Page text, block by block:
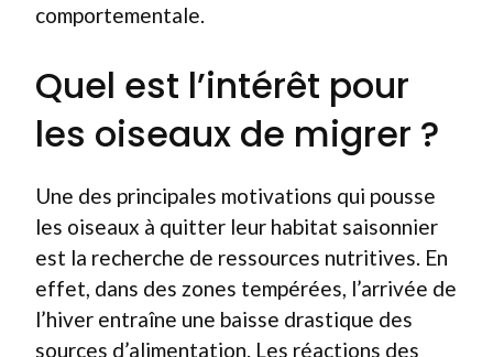
comportementale.
Quel est l’intérêt pour
les oiseaux de migrer ?
Une des principales motivations qui pousse
les oiseaux à quitter leur habitat saisonnier
est la recherche de ressources nutritives. En
effet, dans des zones tempérées, l’arrivée de
l’hiver entraîne une baisse drastique des
sources d’alimentation. Les réactions des